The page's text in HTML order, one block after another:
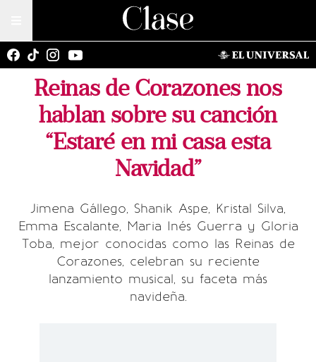
Reinas de Corazones nos
hablan sobre su canción
“Estaré en mi casa esta
Navidad”
Jimena Gállego, Shanik Aspe, Kristal Silva,
Emma Escalante, Maria Inés Guerra y Gloria
Toba, mejor conocidas como las Reinas de
Corazones, celebran su reciente
lanzamiento musical, su faceta más
navideña.